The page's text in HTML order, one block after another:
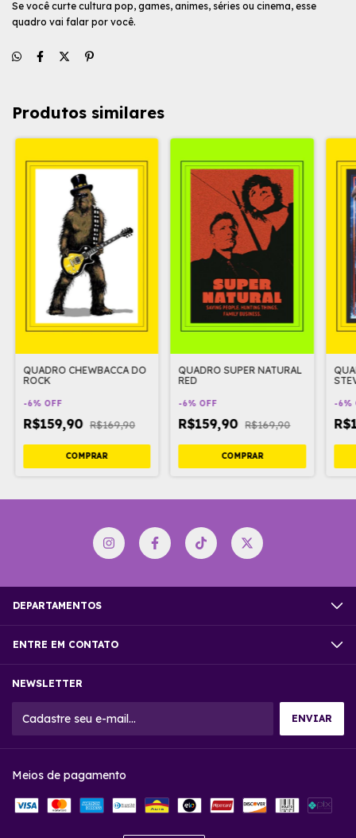
Se você curte cultura pop, games, animes, séries ou cinema, esse
quadro vai falar por você.
Produtos similares
QUADRO CHEWBACCA DO
ROCK
-6% OFF
R$159,90 R$169,90
QUADRO SUPER NATURAL
RED
-6% OFF
R$159,90 R$169,90
-6%
DEPARTAMENTOS
ENTRE EM CONTATO
NEWSLETTER
Meios de pagamento